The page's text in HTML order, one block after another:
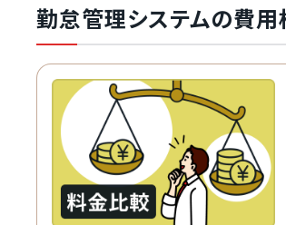
勤怠管理システムの費用